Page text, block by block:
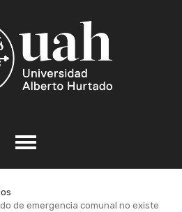
de emergencia comunal no existe